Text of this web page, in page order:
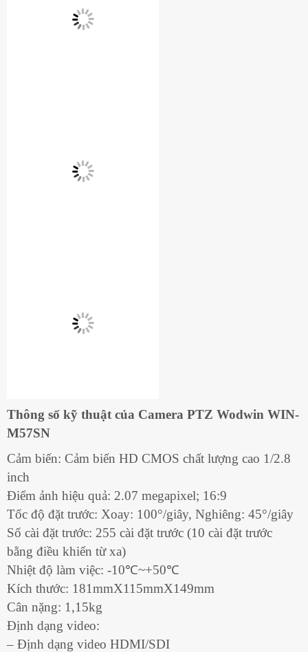
Thông số kỹ thuật của Camera PTZ Wodwin WIN-
M57SN
Cảm biến: Cảm biến HD CMOS chất lượng cao 1/2.8
inch
Điểm ảnh hiệu quả: 2.07 megapixel; 16:9
Tốc độ đặt trước: Xoay: 100°/giây, Nghiêng: 45°/giây
Số cài đặt trước: 255 cài đặt trước (10 cài đặt trước
bằng điều khiển từ xa)
Nhiệt độ làm việc: -10℃~+50℃
Kích thước: 181mmX115mmX149mm
Cân nặng: 1,15kg
Định dạng video:
– Định dạng video HDMI/SDI